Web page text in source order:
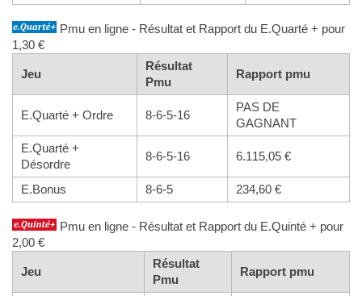
Pmu en ligne - Résultat et Rapport du E.Quarté + pour
1,30 €
Jeu
Résultat
Pmu
Rapport pmu
E.Quarté + Ordre 8-6-5-16
PAS DE
GAGNANT
E.Quarté +
Désordre
8-6-5-16 6.115,05 €
E.Bonus 8-6-5 234,60 €
Pmu en ligne - Résultat et Rapport du E.Quinté + pour
2,00 €
Jeu
Résultat
Pmu
Rapport pmu